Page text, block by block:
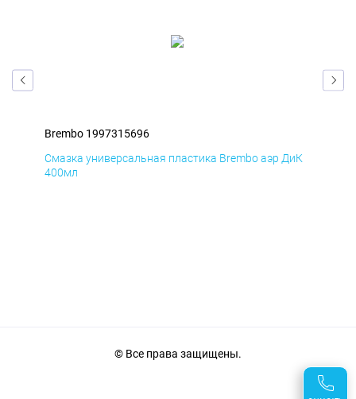
Brembo 1997315696
Смазка универсальная пластика Brembo аэр ДиК
400мл
© Все права защищены.